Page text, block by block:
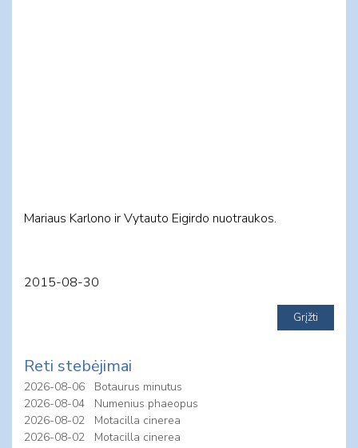
Mariaus Karlono ir Vytauto Eigirdo nuotraukos.
2015-08-30
Reti stebėjimai
2026-08-06
Botaurus minutus
2026-08-04
Numenius phaeopus
2026-08-02
Motacilla cinerea
2026-08-02
Motacilla cinerea